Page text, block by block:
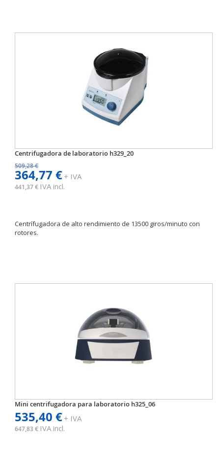
Centrifugadora de laboratorio h329_20
509,28 €
364,77 €+ IVA
441,37 € IVA incl.
Centrífugadora de alto rendimiento de 13500 giros/minuto con
rotores.
Mini centrifugadora para laboratorio h325_06
535,40 €+ IVA
647,83 € IVA incl.